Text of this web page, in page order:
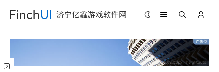
济宁亿鑫游戏软件网